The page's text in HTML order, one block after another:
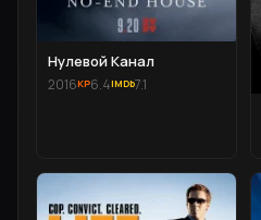
Нулевой Канал
2016 6.4 7.1